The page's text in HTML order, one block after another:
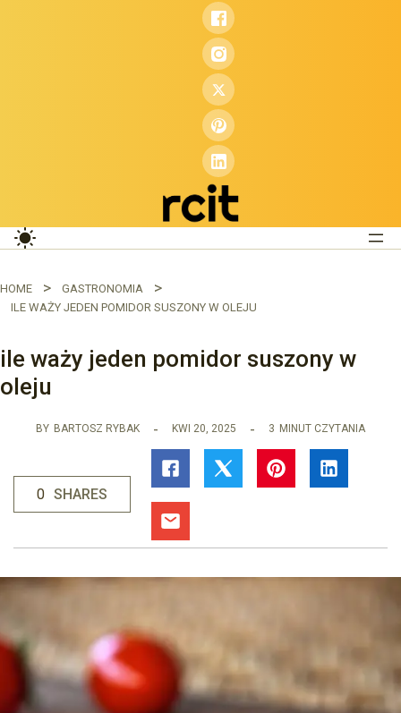
HOME
GASTRONOMIA
ILE WAŻY JEDEN POMIDOR SUSZONY W OLEJU
ile waży jeden pomidor suszony w
oleju
BY BARTOSZ RYBAK KWI 20, 2025 3 MINUT CZYTANIA
0 SHARES